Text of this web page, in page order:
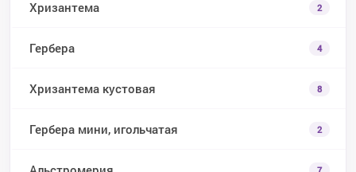
Хризантема 2
Гербера 4
Хризантема кустовая 8
Гербера мини, игольчатая 2
7